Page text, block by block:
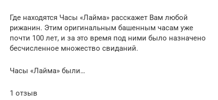
Где находятся Часы «Лайма» расскажет Вам любой
рижанин. Этим оригинальным башенным часам уже
почти 100 лет, и за это время под ними было назначено
бесчисленное множество свиданий.
Часы «Лайма» были…
1 отзыв